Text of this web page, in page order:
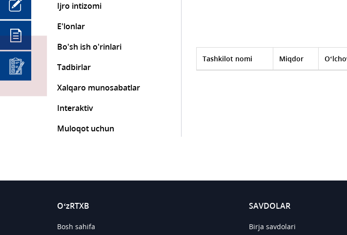
Ijro intizomi
E'lonlar
Bo'sh ish o'rinlari
Tadbirlar
Xalqaro munosabatlar
Interaktiv
Muloqot uchun
Tashkilot nomi Miqdor
O‘zRTXB
Bosh sahifa
SAVDOLAR
Birja savdolari